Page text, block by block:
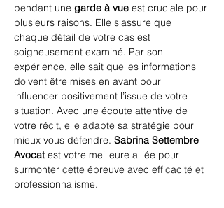
pendant une garde à vue est cruciale pour
plusieurs raisons. Elle s'assure que
chaque détail de votre cas est
soigneusement examiné. Par son
expérience, elle sait quelles informations
doivent être mises en avant pour
influencer positivement l’issue de votre
situation. Avec une écoute attentive de
votre récit, elle adapte sa stratégie pour
mieux vous défendre. Sabrina Settembre
Avocat est votre meilleure alliée pour
surmonter cette épreuve avec efficacité et
professionnalisme.